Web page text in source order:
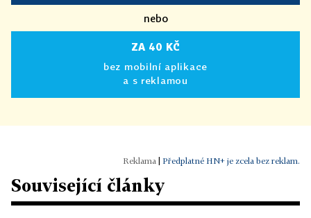
nebo
ZA 40 KČ
bez mobilní aplikace
a s reklamou
Předplatné HN+ je zcela bez reklam.
Související články